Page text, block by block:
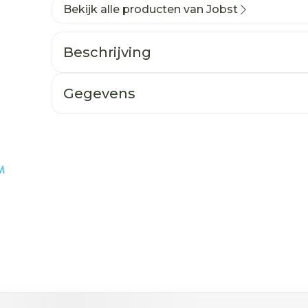
Bekijk alle producten van Jobst
Beschrijving
Gegevens